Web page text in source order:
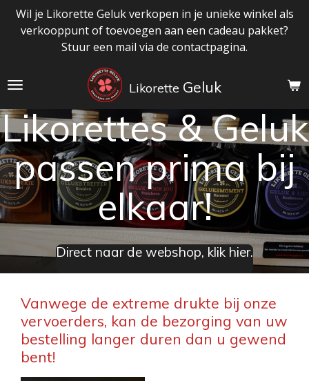
Ga
direct
hoofdinhoud
Likorette Geluk
Wil je Likorette Geluk verkopen in je unieke winkel als
verkooppunt of toevoegen aan een cadeau pakket?
Stuur een mail via de contactpagina.
Likorettes & Geluk
passen prima bij
elkaar!
Direct naar de webshop, klik hier.
Vanwege de extreme drukte bij onze
vervoerders, kan de bezorging van uw
bestelling langer duren dan u gewend
bent!